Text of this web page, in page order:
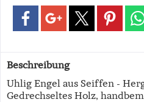
Beschreibung
Uhlig Engel aus Seiffen -
Gedrechseltes Holz,